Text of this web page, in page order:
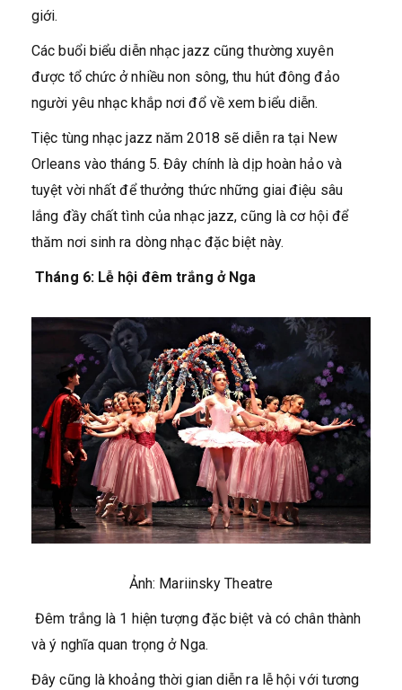
giới.
Các buổi biểu diễn nhạc jazz cũng thường xuyên
được tổ chức ở nhiều non sông, thu hút đông đảo
người yêu nhạc khắp nơi đổ về xem biểu diễn.
Tiệc tùng nhạc jazz năm 2018 sẽ diễn ra tại New
Orleans vào tháng 5. Đây chính là dịp hoàn hảo và
tuyệt vời nhất để thưởng thức những giai điệu sâu
lắng đầy chất tình của nhạc jazz, cũng là cơ hội để
thăm nơi sinh ra dòng nhạc đặc biệt này.
Tháng 6: Lễ hội đêm trắng ở Nga
Ảnh: Mariinsky Theatre
Đêm trắng là 1 hiện tượng đặc biệt và có chân thành
và ý nghĩa quan trọng ở Nga.
Đây cũng là khoảng thời gian diễn ra lễ hội với tương